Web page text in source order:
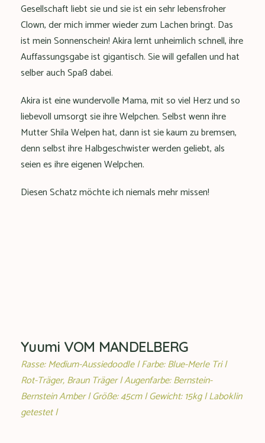
Gesellschaft liebt sie und sie ist ein sehr lebensfroher
Clown, der mich immer wieder zum Lachen bringt. Das
ist mein Sonnenschein! Akira lernt unheimlich schnell, ihre
Auffassungsgabe ist gigantisch. Sie will gefallen und hat
selber auch Spaß dabei.
Akira ist eine wundervolle Mama, mit so viel Herz und so
liebevoll umsorgt sie ihre Welpchen. Selbst wenn ihre
Mutter Shila Welpen hat, dann ist sie kaum zu bremsen,
denn selbst ihre Halbgeschwister werden geliebt, als
seien es ihre eigenen Welpchen.
Diesen Schatz möchte ich niemals mehr missen!
Yuumi VOM MANDELBERG
Rasse: Medium-Aussiedoodle | Farbe: Blue-Merle Tri |
Rot-Träger, Braun Träger | Augenfarbe: Bernstein-
Bernstein Amber | Größe: 45cm | Gewicht: 15kg | Laboklin
getestet |